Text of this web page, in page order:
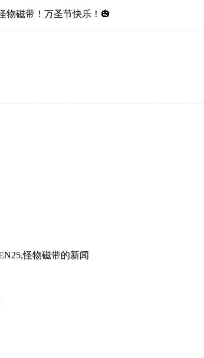
物磁带！万圣节快乐！🎃
怪物磁带的新闻